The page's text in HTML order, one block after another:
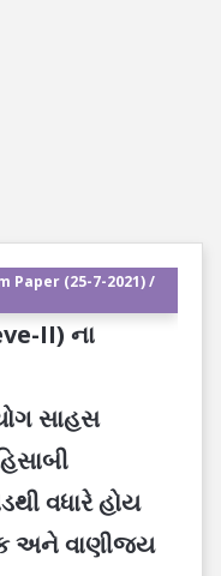
Paper (25-7-2021) /
II) ના
સાહસ
વધારે હોય
અને વાણીજ્ય